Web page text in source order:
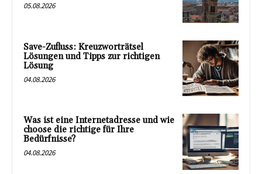
05.08.2026
Save-Zufluss: Kreuzworträtsel
Lösungen und Tipps zur richtigen
Lösung
04.08.2026
Was ist eine Internetadresse und wie
choose die richtige für Ihre
Bedürfnisse?
04.08.2026